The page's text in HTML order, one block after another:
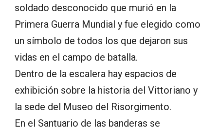
soldado desconocido que murió en la
Primera Guerra Mundial y fue elegido como
un símbolo de todos los que dejaron sus
vidas en el campo de batalla.
Dentro de la escalera hay espacios de
exhibición sobre la historia del Vittoriano y
la sede del Museo del Risorgimento.
En el Santuario de las banderas se